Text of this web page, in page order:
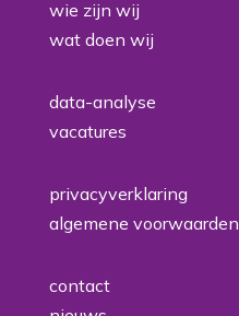
wie zijn wij
wat doen wij
data-analyse
vacatures
privacyverklaring
algemene voorwaarden
contact